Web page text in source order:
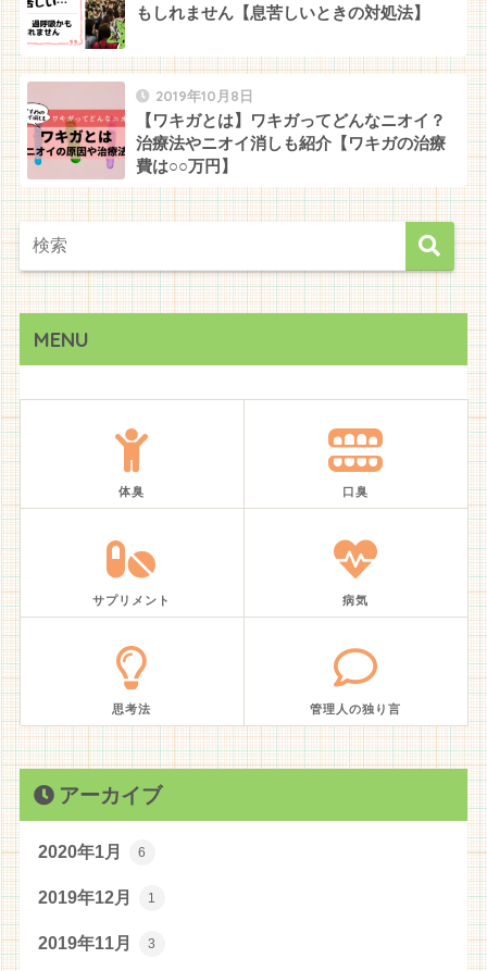
もしれません【息苦しいときの対処法】
2019年10月8日
【ワキガとは】ワキガってどんなニオイ？
治療法やニオイ消しも紹介【ワキガの治療
費は○○万円】
MENU
体臭 口臭
サプリメント 病気
思考法 管理人の独り言
アーカイブ
2020年1月 6
2019年12月 1
2019年11月 3